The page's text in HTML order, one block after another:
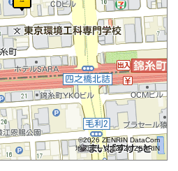
©2026 ZENRIN DataCom
地図データ©2026 ZENRIN